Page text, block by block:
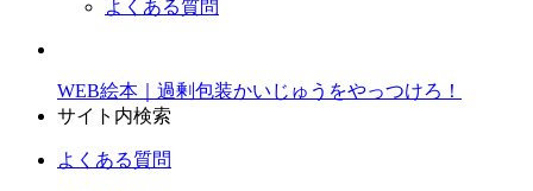
よくある質問
WEB絵本｜過剰包装かいじゅうをやっつけろ！
サイト内検索
よくある質問